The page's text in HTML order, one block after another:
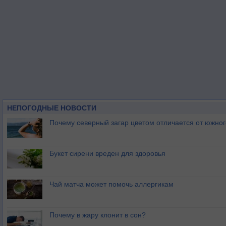
НЕПОГОДНЫЕ НОВОСТИ
Почему северный загар цветом отличается от
Букет сирени вреден для здоровья
Чай матча может помочь аллергикам
Почему в жару клонит в сон?